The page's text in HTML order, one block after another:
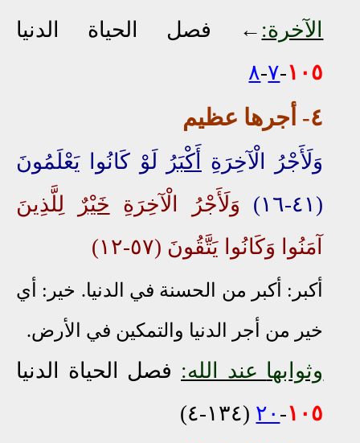
الآخرة: ←
فصل الحياة الدنيا
١٠٥-٧-٨
٤- أجرها عظيم
وَلَأَجْرُ الْآخِرَةِ أَكْبَرُ لَوْ كَانُوا يَعْلَمُونَ
(٤١-١٦)
وَلَأَجْرُ الْآخِرَةِ خَيْرٌ
لِلَّذِينَ
آمَنُوا وَكَانُوا يَتَّقُونَ (٥٧-١٢)
أكبر: أكبر من الحسنة في الدنيا. خير: أي
خير من أجر الدنيا والتمكين في الأرض.
وثوا بها عند الله: فصل الحياة الدنيا
١٠٥- ٢٠ (١٣٤-٤)